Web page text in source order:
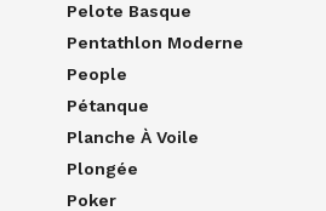
Pelote Basque
Pentathlon Moderne
People
Pétanque
Planche À Voile
Plongée
Poker